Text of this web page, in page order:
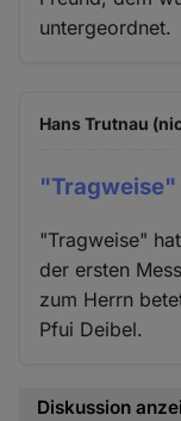
untergeordnet.
Hans Trutnau
"Tragweise"
"Tragweise"
der ersten
zum Herrn
Pfui Deibel.
Diskussion